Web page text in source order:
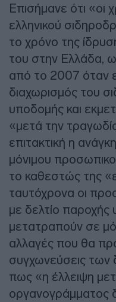
Επισήμανε ότι «οι
ελληνικού
το χρόνο της
του στην Ελλάδα,
από το 2007 όταν
διαχωρισμός του
υποδομής και
«μετά την
επιτακτική η
μόνιμου
το καθεστώς της
ταυτόχρονα οι
με δελτίο παροχής
μετατραπούν σε
αλλαγές που θα
συγχωνεύσεις των
πως «η έλλειψη
οργανογράμματος